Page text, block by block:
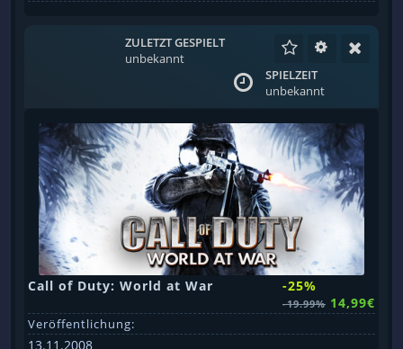
ZULETZT GESPIELT
unbekannt
SPIELZEIT
unbekannt
Call of Duty: World at War -25%
-19.99% 14,99€
Veröffentlichung:
13.11.2008